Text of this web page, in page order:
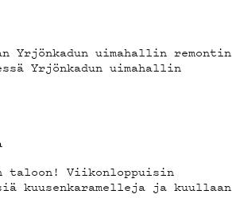
Yrjönkadun uimahallin remontin
Yrjönkadun uimahallin
taloon! Viikonloppuisin
kuusenkaramelleja ja kuullaan